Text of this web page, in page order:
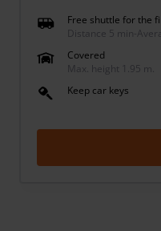
Free shuttle for the
Distance 5 min
Covered
Max. height 1.95 m.
Keep car keys